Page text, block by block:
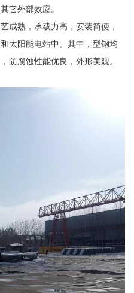
它外部效应。
成熟，承载力高，安装简便，
太阳能电站中。其中，型钢均
防腐蚀性能优良，外形美观。